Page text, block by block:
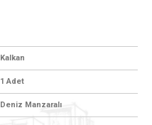
Kalkan
1 Adet
Deniz Manzaralı